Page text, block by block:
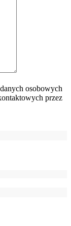
osobowych
przez